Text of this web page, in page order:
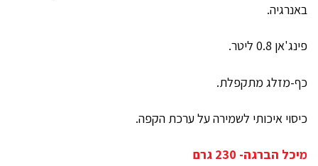
באנרגיה.
פינג'אן 0.8 ליטר.
כף-מזלג מתקפלת.
כיסוי איכותי לשמירה על ערכת הקפה.
מיכל הברגה- 230 גרם